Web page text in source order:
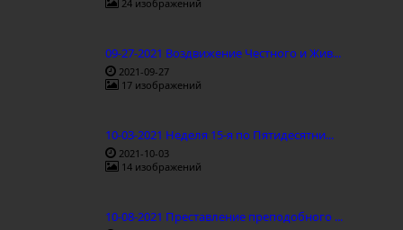
24 изображений
09-27-2021 Воздвижение Честного и Жив...
2021-09-27
17 изображений
10-03-2021 Неделя 15-я по Пятидесятни...
2021-10-03
14 изображений
10-08-2021 Преставление преподобного ...